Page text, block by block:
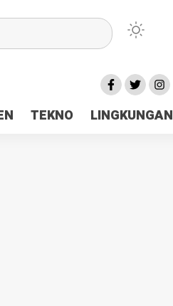
TEKNO LINGKUNGAN
Tanah Papua
Rp23 Miliar Disorot